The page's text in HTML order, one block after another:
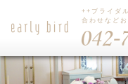
++ブライダ
合わせなど